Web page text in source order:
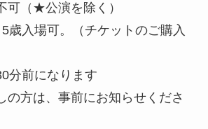
可（★公演を除く）
歳入場可。（チケットのご購入
分前になります
の方は、事前にお知らせくださ